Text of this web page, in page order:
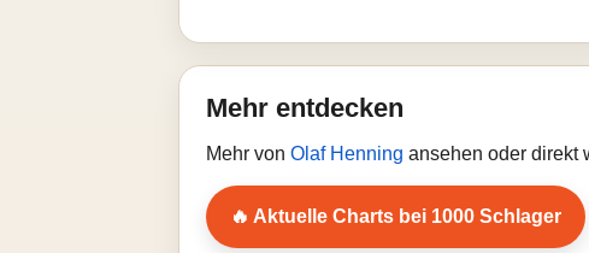
Mehr entdecken
Mehr von Olaf Henning ansehen oder direkt
🔥 Aktuelle Charts bei 1000 Schlager